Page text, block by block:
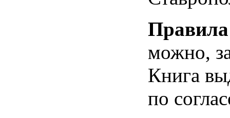
Правила
можно,
Книга
по